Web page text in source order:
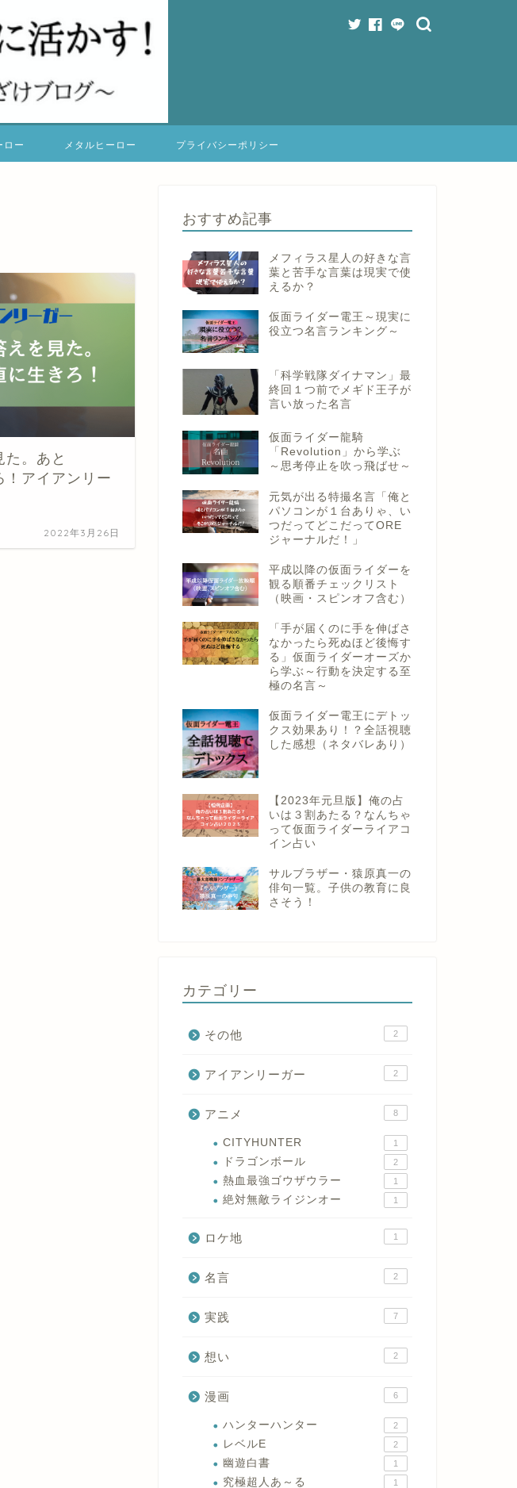
ロー メタルヒーロー プライバシーポリシー
。あと
！アイアンリー
2022年3月26日
おすすめ記事
メフィラス星人の好きな言
葉と苦手な言葉は現実で使
えるか？
仮面ライダー電王～現実に
役立つ名言ランキング～
「科学戦隊ダイナマン」最
終回１つ前でメギド王子が
言い放った名言
仮面ライダー龍騎
「Revolution」から学ぶ
～思考停止を吹っ飛ばせ～
元気が出る特撮名言「俺と
パソコンが１台ありゃ、い
つだってどこだってORE
ジャーナルだ！」
平成以降の仮面ライダーを
観る順番チェックリスト
（映画・スピンオフ含む）
「手が届くのに手を伸ばさ
なかったら死ぬほど後悔す
る」仮面ライダーオーズか
ら学ぶ～行動を決定する至
極の名言～
仮面ライダー電王にデトッ
クス効果あり！？全話視聴
した感想（ネタバレあり）
【2023年元旦版】俺の占
いは３割あたる？なんちゃ
って仮面ライダーライアコ
イン占い
サルブラザー・猿原真一の
俳句一覧。子供の教育に良
さそう！
カテゴリー
その他 2
アイアンリーガー 2
アニメ 8
CITYHUNTER 1
ドラゴンボール 2
熱血最強ゴウザウラー 1
絶対無敵ライジンオー 1
ロケ地 1
名言 2
実践 7
想い 2
漫画 6
ハンターハンター 2
レベルE 2
幽遊白書 1
究極超人あ～る 1